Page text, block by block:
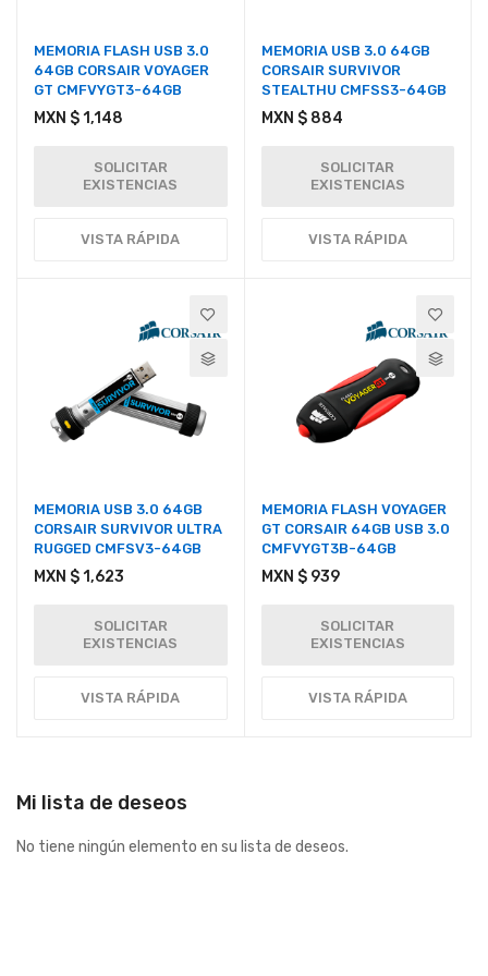
MEMORIA FLASH USB 3.0
64GB CORSAIR VOYAGER
GT CMFVYGT3-64GB
MXN $ 1,148
SOLICITAR
EXISTENCIAS
VISTA RÁPIDA
MEMORIA USB 3.0 64GB
CORSAIR SURVIVOR
STEALTHU CMFSS3-64GB
MXN $ 884
SOLICITAR
EXISTENCIAS
VISTA RÁPIDA
MEMORIA USB 3.0 64GB
CORSAIR SURVIVOR ULTRA
RUGGED CMFSV3-64GB
MXN $ 1,623
SOLICITAR
EXISTENCIAS
VISTA RÁPIDA
MEMORIA FLASH VOYAGER
GT CORSAIR 64GB USB 3.0
CMFVYGT3B-64GB
MXN $ 939
SOLICITAR
EXISTENCIAS
VISTA RÁPIDA
Mi lista de deseos
No tiene ningún elemento en su lista de deseos.